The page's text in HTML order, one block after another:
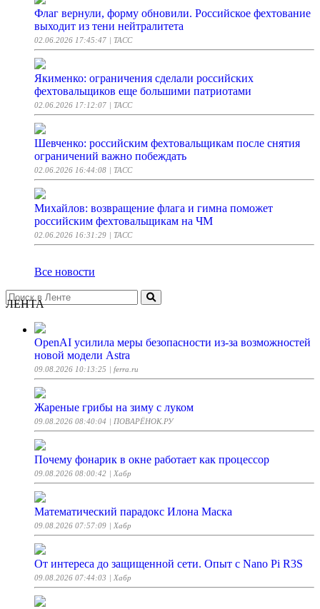
Флаг вернули, форму обновили. Российское фехтование
выходит из тени нейтралитета
02.06.2026 17:45:47 | ТАСС
Якименко: ограничения сделали российских
фехтовальщиков еще большими патриотами
02.06.2026 17:12:07 | ТАСС
Шевченко: российским фехтовальщикам после снятия
ограничений важно побеждать
02.06.2026 16:44:08 | ТАСС
Михайлов: возвращение флага и гимна поможет
российским фехтовальщикам на ЧМ
02.06.2026 16:31:29 | ТАСС
Все новости
ЛЕНТА
OpenAI усилила меры безопасности из-за возможностей
новой модели Astra
09.08.2026 10:13:25 | ferra.ru
Жареные грибы на зиму с луком
09.08.2026 08:40:04 | ПОВАРЁНОК.РУ
Почему фонарик в окне работает как процессор
09.08.2026 08:00:42 | Хабр
Математический парадокс Илона Маска
09.08.2026 07:57:09 | Хабр
От интереса до защищенной сети. Опыт с Nano Pi R3S
09.08.2026 07:44:03 | Хабр